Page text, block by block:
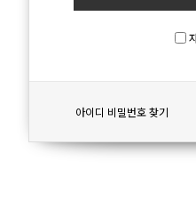
아이디 비밀번호 찾기